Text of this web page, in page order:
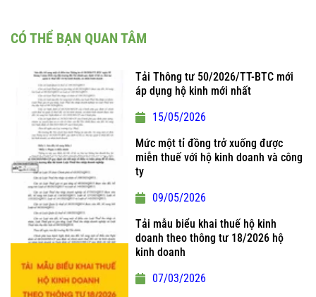
CÓ THỂ BẠN QUAN TÂM
Tải Thông tư 50/2026/TT-BTC mới
áp dụng hộ kinh mới nhất
15/05/2026
Mức một tỉ đồng trở xuống được
miễn thuế với hộ kinh doanh và công
ty
09/05/2026
Tải mẫu biểu khai thuế hộ kinh
doanh theo thông tư 18/2026 hộ
kinh doanh
07/03/2026